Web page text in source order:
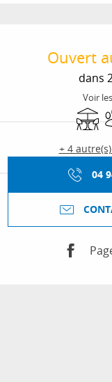
Ouvert
dans
Voir
+ 4
04